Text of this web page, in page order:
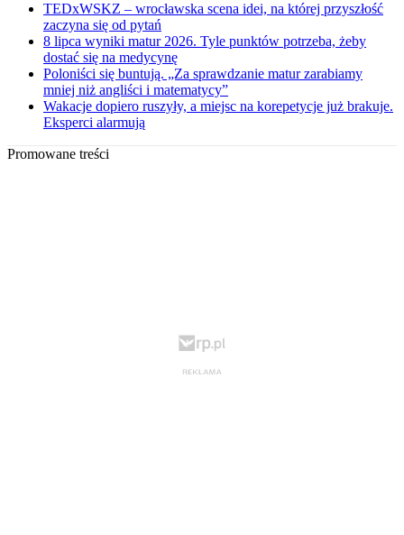
TEDxWSKZ – wrocławska scena idei, na której przyszłość
zaczyna się od pytań
8 lipca wyniki matur 2026. Tyle punktów potrzeba, żeby
dostać się na medycynę
Poloniści się buntują. „Za sprawdzanie matur zarabiamy
mniej niż angliści i matematycy”
Wakacje dopiero ruszyły, a miejsc na korepetycje już brakuje.
Eksperci alarmują
Promowane treści